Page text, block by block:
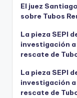
El juez
sobre Tubos
La pieza SEPI
investigación a
rescate de
La pieza SEPI
investigación a
rescate de